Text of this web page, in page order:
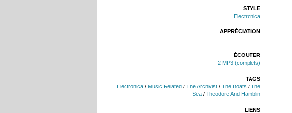
STYLE
Electronica
APPRÉCIATION
ÉCOUTER
2 MP3 (complets)
TAGS
Electronica / Music Related / The Archivist / The Boats / The
Sea / Theodore And Hamblin
LIENS